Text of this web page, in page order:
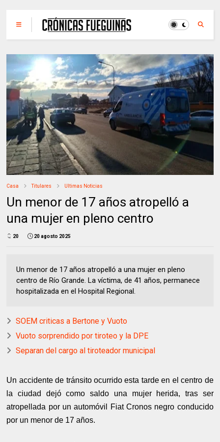
Casa Titulares Ultimas Noticias
Un menor de 17 años atropelló a
una mujer en pleno centro
20 20 agosto 2025
Un menor de 17 años atropelló a una mujer en pleno
centro de Río Grande. La víctima, de 41 años, permanece
hospitalizada en el Hospital Regional.
SOEM criticas a Bertone y Vuoto
Vuoto sorprendido por tiroteo y la DPE
Separan del cargo al tiroteador municipal
Un accidente de tránsito ocurrido esta tarde en el centro de
la ciudad dejó como saldo una mujer herida, tras ser
atropellada por un automóvil Fiat Cronos negro conducido
por un menor de 17 años.